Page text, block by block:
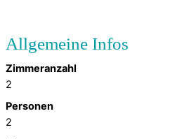
Zimmeranzahl
2
Personen
2